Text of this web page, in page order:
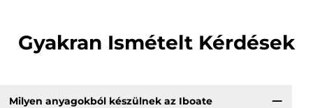
Gyakran Ismételt Kérdések
Milyen anyagokból készülnek az Iboate